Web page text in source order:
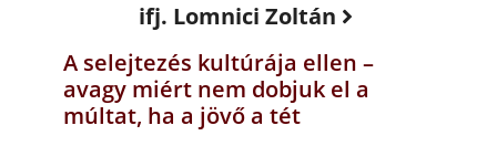
ifj. Lomnici Zoltán
A selejtezés kultúrája ellen –
avagy miért nem dobjuk el a
múltat, ha a jövő a tét